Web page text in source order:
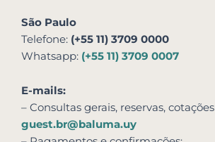
São Paulo
Telefone: (+55 11) 3709 0000
Whatsapp: (+55 11) 3709 0007
E-mails:
– Consultas gerais, reservas, cotações
guest.br@baluma.uy